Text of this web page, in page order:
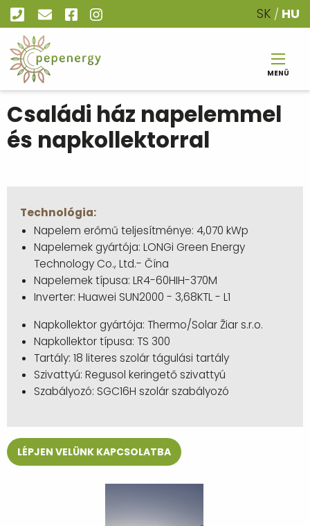
Ugrás
a
tartalomra
Social
SK HU
Main
navigation
MENÜ
Családi ház napelemmel
és napkollektorral
Technológia
Napelem erőmű teljesítménye: 4,070 kWp
Napelemek gyártója: LONGi Green Energy
Technology Co., Ltd.- Čína
Napelemek típusa: LR4-60HIH-370M
Inverter: Huawei SUN2000 - 3,68KTL - L1
Napkollektor gyártója: Thermo/Solar Žiar s.r.o.
Napkollektor típusa: TS 300
Tartály: 18 literes szolár tágulási tartály
Szivattyú: Regusol keringető szivattyú
Szabályozó: SGC16H szolár szabályozó
LÉPJEN VELÜNK KAPCSOLATBA